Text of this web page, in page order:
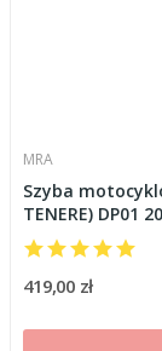
MRA
Szyba
TENERE) DP01
419,00 zł